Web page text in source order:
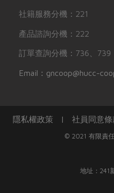
社籍服務分機：221
產品諮詢分機：222
訂單查詢分機：736、739
Email：gncoop@hucc-
隱私權政策 | 社員同意條
© 2021 有限責
地址：241